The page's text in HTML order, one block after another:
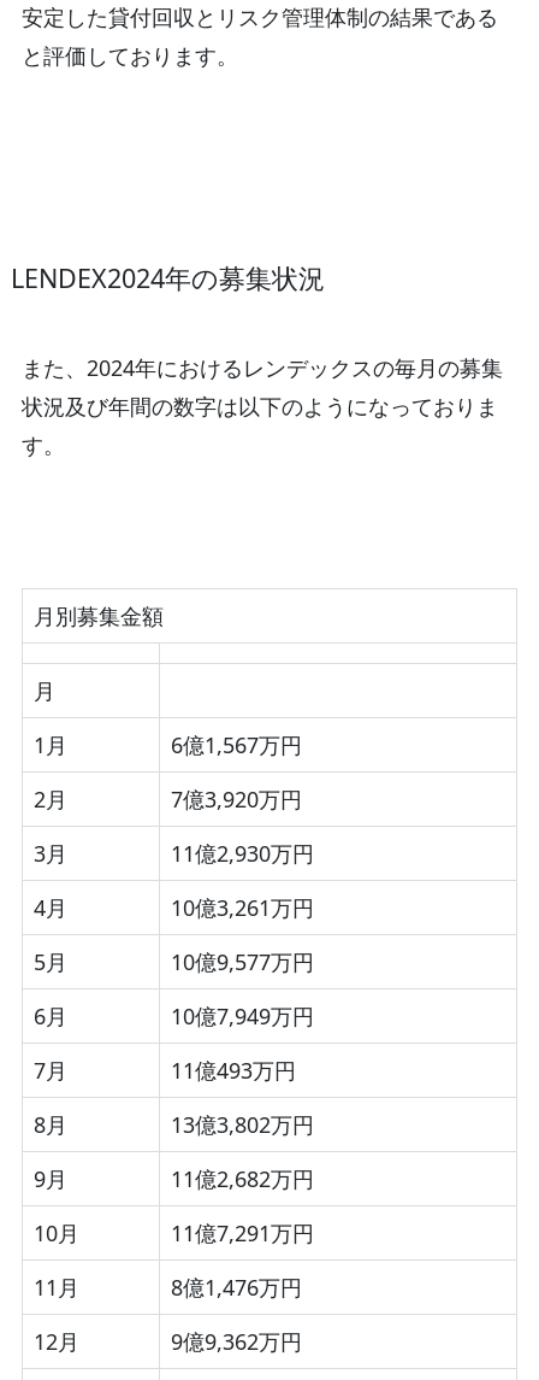
安定した貸付回収とリスク管理体制の結果である
と評価しております。
LENDEX2024年の募集状況
また、2024年におけるレンデックスの毎月の募集
状況及び年間の数字は以下のようになっておりま
す。
月別募集金額
月
1月
6億1,567万円
2月
7億3,920万円
3月
11億2,930万円
4月
10億3,261万円
5月
10億9,577万円
6月
10億7,949万円
7月
11億493万円
8月
13億3,802万円
9月
11億2,682万円
10月
11億7,291万円
11月
8億1,476万円
12月
9億9,362万円